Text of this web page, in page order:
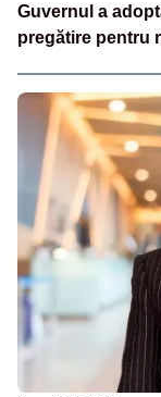
Guvernul a
pregătire pentru